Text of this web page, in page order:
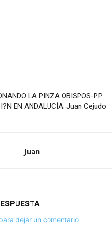
LA PINZA OBISPOS-P.P.
EN ANDALUCÍA. Juan Cejudo
Juan
dejar un comentario